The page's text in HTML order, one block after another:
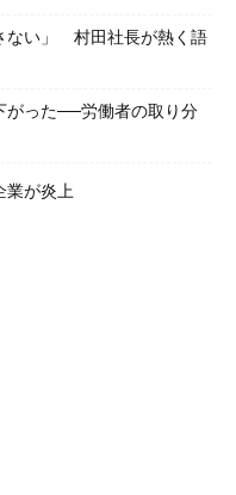
ない」 村田社長が熱く語
がった──労働者の取り分
業が炎上